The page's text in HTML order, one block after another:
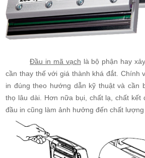
Đầu in mã vạch là bộ phận hay
cần thay thế với giá thành khá đắt. Chính
in đúng theo hướng dẫn kỹ thuật và cần
thọ lâu dài. Hơn nữa bụi, chất lạ, chất
đầu in cũng làm ảnh hưởng đến chất lượng